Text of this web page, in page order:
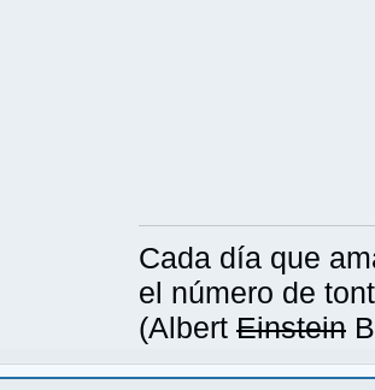
Cada día que
el número de
(Albert Einstein